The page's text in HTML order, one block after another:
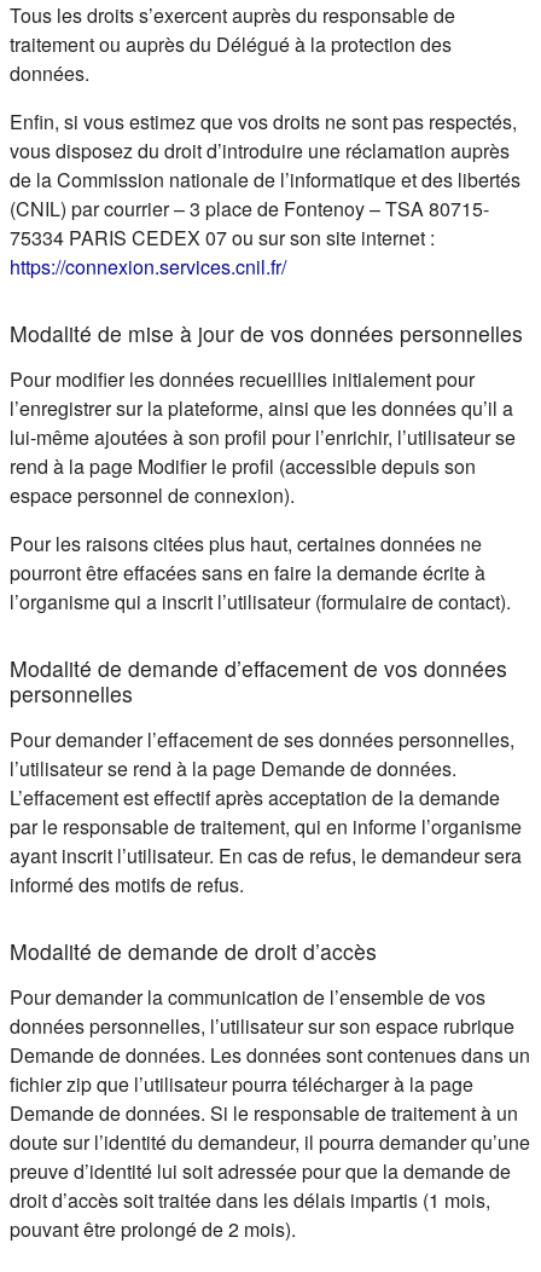
Tous les droits s’exercent auprès du responsable de
traitement ou auprès du Délégué à la protection des
données.
Enfin, si vous estimez que vos droits ne sont pas respectés,
vous disposez du droit d’introduire une réclamation auprès
de la Commission nationale de l’informatique et des libertés
(CNIL) par courrier – 3 place de Fontenoy – TSA 80715-
75334 PARIS CEDEX 07 ou sur son site internet :
https://connexion.services.cnil.fr/(s'ouvre dans un nouvel
Modalité de mise à jour de vos données personnelles
Pour modifier les données recueillies initialement pour
l’enregistrer sur la plateforme, ainsi que les données qu’il a
lui-même ajoutées à son profil pour l’enrichir, l’utilisateur se
rend à la page Modifier le profil (accessible depuis son
espace personnel de connexion).
Pour les raisons citées plus haut, certaines données ne
pourront être effacées sans en faire la demande écrite à
l’organisme qui a inscrit l’utilisateur (formulaire de contact).
Modalité de demande d’effacement de vos données
personnelles
Pour demander l’effacement de ses données personnelles,
l’utilisateur se rend à la page Demande de données.
L’effacement est effectif après acceptation de la demande
par le responsable de traitement, qui en informe l’organisme
ayant inscrit l’utilisateur. En cas de refus, le demandeur sera
informé des motifs de refus.
Modalité de demande de droit d’accès
Pour demander la communication de l’ensemble de vos
données personnelles, l’utilisateur sur son espace rubrique
Demande de données. Les données sont contenues dans un
fichier zip que l’utilisateur pourra télécharger à la page
Demande de données. Si le responsable de traitement à un
doute sur l’identité du demandeur, il pourra demander qu’une
preuve d’identité lui soit adressée pour que la demande de
droit d’accès soit traitée dans les délais impartis (1 mois,
pouvant être prolongé de 2 mois).